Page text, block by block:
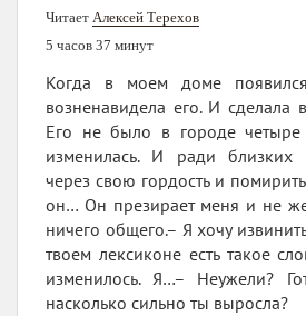
Читает Алексей Терехов
5 часов 37 минут
Когда в моем доме
возненавидела его. И сделала
Его не было в городе
изменилась. И ради близких
через свою гордость и
он… Он презирает меня и не
ничего общего.– Я хочу
твоем лексиконе есть такое
изменилось. Я…– Неужели?
насколько сильно ты выросла?